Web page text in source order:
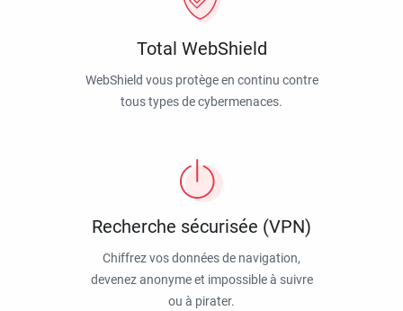
Total WebShield
WebShield vous protège en continu contre
tous types de cybermenaces.
Recherche sécurisée (VPN)
Chiffrez vos données de navigation,
devenez anonyme et impossible à suivre
ou à pirater.